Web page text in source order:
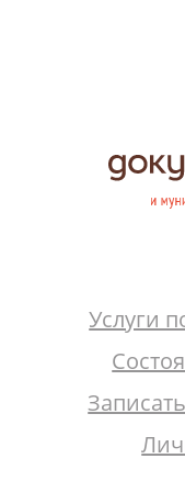
Услуги